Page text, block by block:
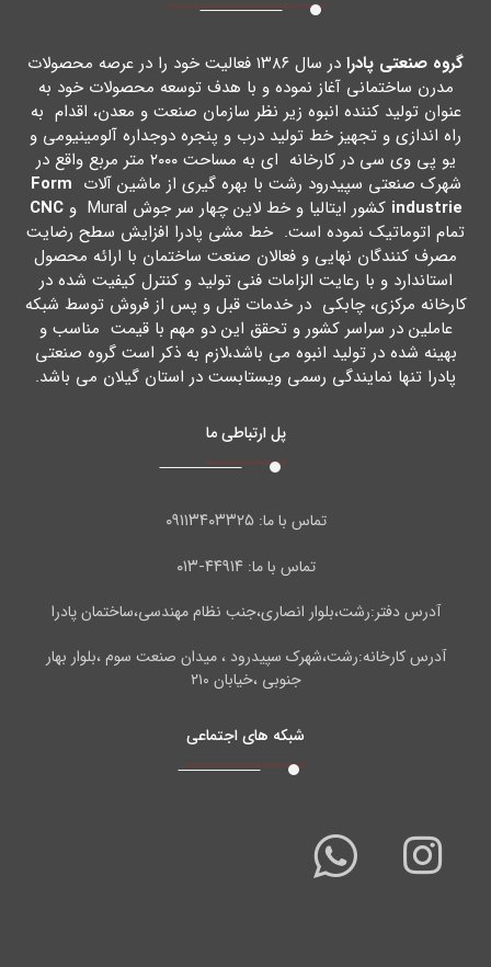
گروه صنعتی پادرا
در سال ۱۳۸۶ فعالیت خود را در عرصه محصولات
مدرن ساختمانی آغاز نموده و با هدف توسعه محصولات خود به
عنوان تولید کننده انبوه زیر نظر سازمان صنعت و معدن، اقدام به
راه اندازي و تجهیز خط تولید درب و پنجره دوجداره آلومینیومی و
یو پی وي سی در کارخانه اي به مساحت ۲۰۰۰ متر مربع واقع در
شهرك صنعتی سپیدرود رشت با بهره گیري از ماشین آلات Form
industrie کشور ایتالیا و خط لاین چهار سر جوش Mural و
CNC
تمام اتوماتیک نموده است. خط مشی پادرا افزایش سطح رضایت
مصرف کنندگان نهایی و فعالان صنعت ساختمان با ارائه محصول
استاندارد و با رعایت الزامات فنی تولید و کنترل کیفیت شده در
کارخانه مرکزي، چابکی در خدمات قبل و پس از فروش توسط شبکه
عاملین در سراسر کشور و تحقق این دو مهم با قیمت مناسب و
بهینه شده در تولید انبوه می باشد،لازم به ذکر است گروه صنعتی
پادرا تنها نمایندگی رسمی ویستابست در استان گیلان می باشد.
پل ارتباطی ما
تماس با ما:۰۹۱۱۳۴۰۳۳۲۵
تماس با ما: ۴۴۹۱۴-۰۱۳
آدرس دفتر:رشت،بلوار انصاری،جنب نظام مهندسی،ساختمان پادرا
آدرس کارخانه:رشت،شهرک سپیدرود ، میدان صنعت سوم ،بلوار بهار
جنوبی ،خیابان ۲۱۰
شبکه های اجتماعی